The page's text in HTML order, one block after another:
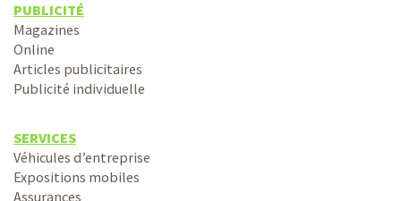
PUBLICITÉ
Magazines
Online
Articles publicitaires
Publicité individuelle
SERVICES
Véhicules d’entreprise
Expositions mobiles
Assurances